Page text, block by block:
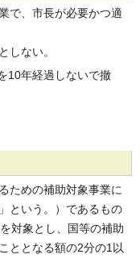
で、市長が必要かつ適
しない。
10年経過しないで撤
ための補助対象事業に
という。）であるもの
対象とし、国等の補助
ととなる額の2分の1以